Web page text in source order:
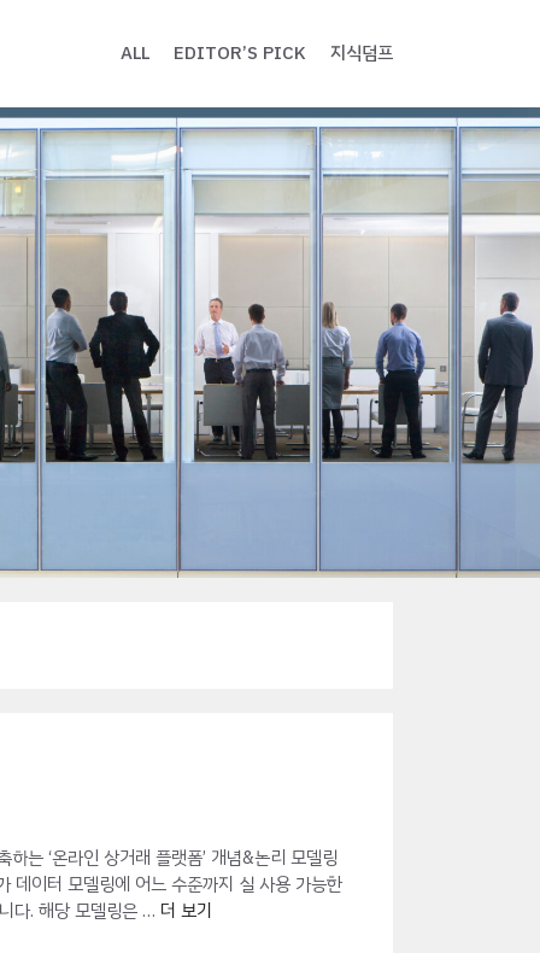
ALL EDITOR’S PICK 지식덤프
는 ‘온라인 상거래 플랫폼’ 개념&논리 모델링
데이터 모델링에 어느 수준까지 실 사용 가능한
다. 해당 모델링은 … 더 보기